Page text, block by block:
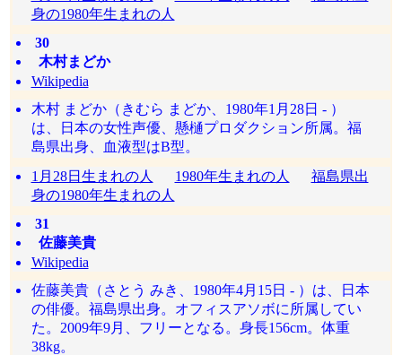
身の1980年生まれの人
30
木村まどか
Wikipedia
木村 まどか（きむら まどか、1980年1月28日 - ）
は、日本の女性声優、懸樋プロダクション所属。福
島県出身、血液型はB型。
1月28日生まれの人
1980年生まれの人
福島県出
身の1980年生まれの人
31
佐藤美貴
Wikipedia
佐藤美貴（さとう みき、1980年4月15日 - ）は、日本
の俳優。福島県出身。オフィスアソボに所属してい
た。2009年9月、フリーとなる。身長156cm。体重
38kg。